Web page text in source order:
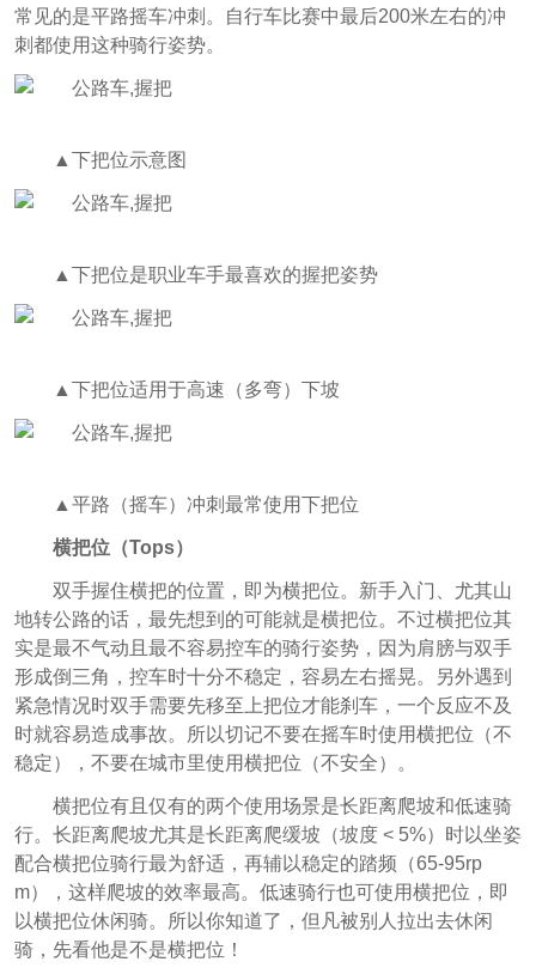
常见的是平路摇车冲刺。自行车比赛中最后200米左右的冲
刺都使用这种骑行姿势。
▲下把位示意图
▲下把位是职业车手最喜欢的握把姿势
▲下把位适用于高速（多弯）下坡
▲平路（摇车）冲刺最常使用下把位
横把位（Tops）
双手握住横把的位置，即为横把位。新手入门、尤其山
地转公路的话，最先想到的可能就是横把位。不过横把位其
实是最不气动且最不容易控车的骑行姿势，因为肩膀与双手
形成倒三角，控车时十分不稳定，容易左右摇晃。另外遇到
紧急情况时双手需要先移至上把位才能刹车，一个反应不及
时就容易造成事故。所以切记不要在摇车时使用横把位（不
稳定），不要在城市里使用横把位（不安全）。
横把位有且仅有的两个使用场景是长距离爬坡和低速骑
行。长距离爬坡尤其是长距离爬缓坡（坡度 < 5%）时以坐姿
配合横把位骑行最为舒适，再辅以稳定的踏频（65-95rp
m），这样爬坡的效率最高。低速骑行也可使用横把位，即
以横把位休闲骑。所以你知道了，但凡被别人拉出去休闲
骑，先看他是不是横把位！